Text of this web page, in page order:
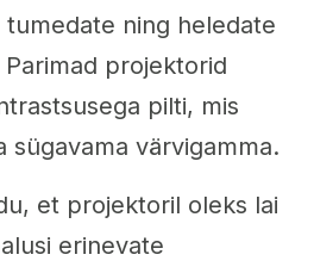
ning heledate
projektorid
pilti, mis
sügavama värvigamma.
et projektoril oleks lai
erinevate